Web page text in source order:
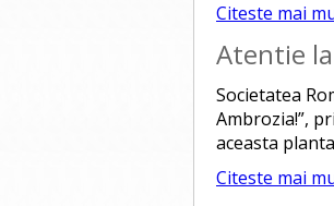
Citeste mai
Atentie
Societatea
Ambrozia!”,
aceasta
Citeste mai